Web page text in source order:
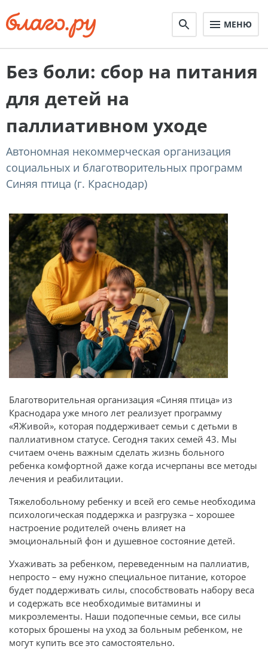
МЕНЮ
Без боли: сбор на питания
для детей на
паллиативном уходе
Автономная некоммерческая организация
социальных и благотворительных программ
Синяя птица (г. Краснодар)
Благотворительная организация «Синяя птица» из
Краснодара уже много лет реализует программу
«ЯЖивой», которая поддерживает семьи с детьми в
паллиативном статусе. Сегодня таких семей 43. Мы
считаем очень важным сделать жизнь больного
ребенка комфортной даже когда исчерпаны все методы
лечения и реабилитации.
Тяжелобольному ребенку и всей его семье необходима
психологическая поддержка и разгрузка – хорошее
настроение родителей очень влияет на
эмоциональный фон и душевное состояние детей.
Ухаживать за ребенком, переведенным на паллиатив,
непросто – ему нужно специальное питание, которое
будет поддерживать силы, способствовать набору веса
и содержать все необходимые витамины и
микроэлементы. Наши подопечные семьи, все силы
которых брошены на уход за больным ребенком, не
могут купить все это самостоятельно.